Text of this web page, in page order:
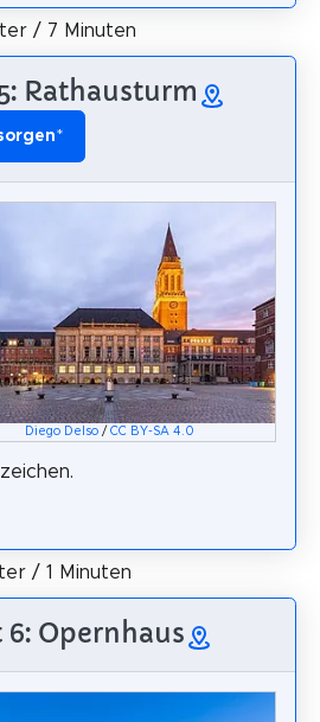
/ 7 Minuten
Rathausturm
*
Diego Delso/ CC BY-SA 4.0
/ 1 Minuten
Opernhaus